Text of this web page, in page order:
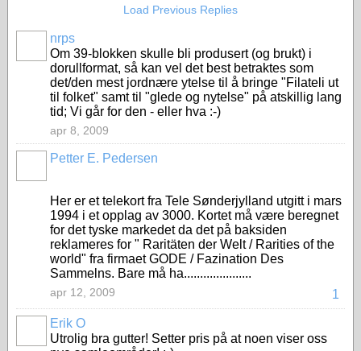
Load Previous Replies
nrps
Om 39-blokken skulle bli produsert (og brukt) i
dorullformat, så kan vel det best betraktes som
det/den mest jordnære ytelse til å bringe "Filateli ut
til folket" samt til "glede og nytelse" på atskillig lang
tid; Vi går for den - eller hva :-)
apr 8, 2009
Petter E. Pedersen
Her er et telekort fra Tele Sønderjylland utgitt i mars
1994 i et opplag av 3000. Kortet må være beregnet
for det tyske markedet da det på baksiden
reklameres for " Raritäten der Welt / Rarities of the
world" fra firmaet GODE / Fazination Des
Sammelns. Bare må ha.....................
1
apr 12, 2009
Erik O
Utrolig bra gutter! Setter pris på at noen viser oss